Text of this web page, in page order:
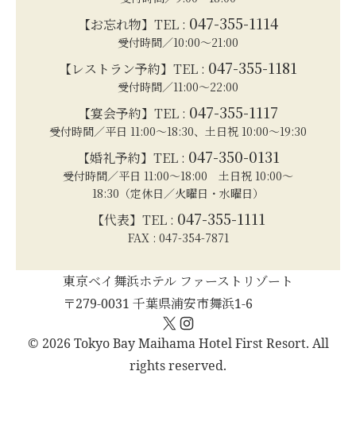
【お忘れ物】TEL : 047-355-1114
受付時間／10:00～21:00
【レストラン予約】TEL : 047-355-1181
受付時間／11:00～22:00
【宴会予約】TEL : 047-355-1117
受付時間／平日 11:00～18:30、土日祝 10:00～19:30
【婚礼予約】TEL : 047-350-0131
受付時間／平日 11:00～18:00 土日祝 10:00～
18:30（定休日／火曜日・水曜日）
【代表】TEL : 047-355-1111
FAX : 047-354-7871
東京ベイ舞浜ホテル ファーストリゾート
〒279-0031 千葉県浦安市舞浜1-6
X Instagram
© 2026 Tokyo Bay Maihama Hotel First Resort. All
rights reserved.